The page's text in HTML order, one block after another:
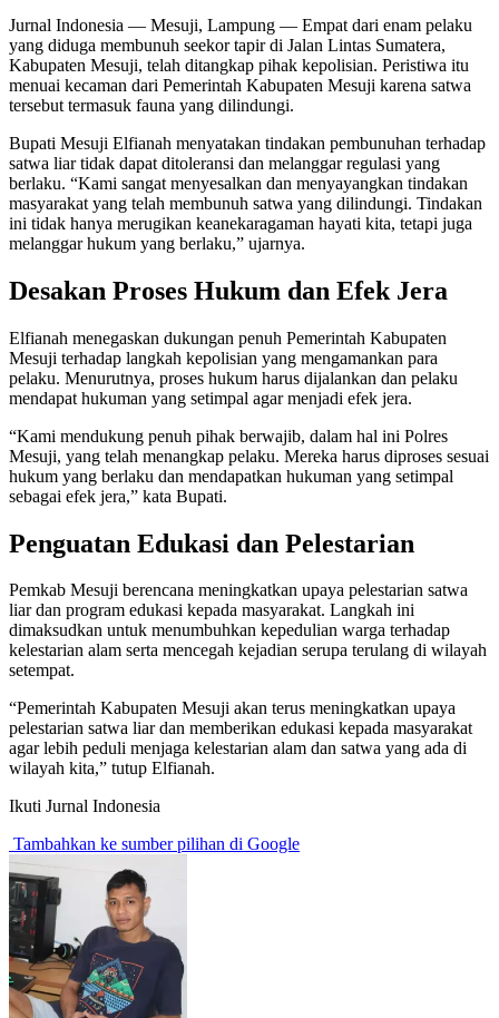
Jurnal Indonesia — Mesuji, Lampung — Empat dari enam pelaku
yang diduga membunuh seekor tapir di Jalan Lintas Sumatera,
Kabupaten Mesuji, telah ditangkap pihak kepolisian. Peristiwa itu
menuai kecaman dari Pemerintah Kabupaten Mesuji karena satwa
tersebut termasuk fauna yang dilindungi.
Bupati Mesuji Elfianah menyatakan tindakan pembunuhan terhadap
satwa liar tidak dapat ditoleransi dan melanggar regulasi yang
berlaku. “Kami sangat menyesalkan dan menyayangkan tindakan
masyarakat yang telah membunuh satwa yang dilindungi. Tindakan
ini tidak hanya merugikan keanekaragaman hayati kita, tetapi juga
melanggar hukum yang berlaku,” ujarnya.
Desakan Proses Hukum dan Efek Jera
Elfianah menegaskan dukungan penuh Pemerintah Kabupaten
Mesuji terhadap langkah kepolisian yang mengamankan para
pelaku. Menurutnya, proses hukum harus dijalankan dan pelaku
mendapat hukuman yang setimpal agar menjadi efek jera.
“Kami mendukung penuh pihak berwajib, dalam hal ini Polres
Mesuji, yang telah menangkap pelaku. Mereka harus diproses sesuai
hukum yang berlaku dan mendapatkan hukuman yang setimpal
sebagai efek jera,” kata Bupati.
Penguatan Edukasi dan Pelestarian
Pemkab Mesuji berencana meningkatkan upaya pelestarian satwa
liar dan program edukasi kepada masyarakat. Langkah ini
dimaksudkan untuk menumbuhkan kepedulian warga terhadap
kelestarian alam serta mencegah kejadian serupa terulang di wilayah
setempat.
“Pemerintah Kabupaten Mesuji akan terus meningkatkan upaya
pelestarian satwa liar dan memberikan edukasi kepada masyarakat
agar lebih peduli menjaga kelestarian alam dan satwa yang ada di
wilayah kita,” tutup Elfianah.
Ikuti Jurnal Indonesia
Tambahkan ke sumber pilihan di Google